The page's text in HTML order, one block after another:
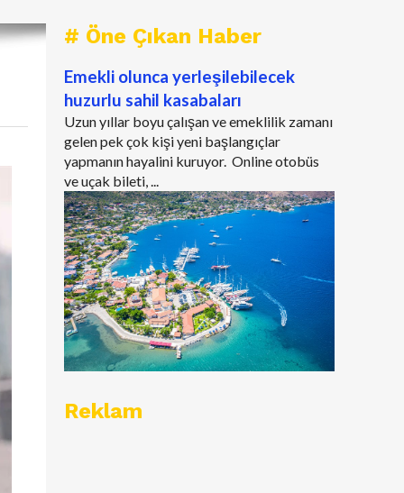
# Öne Çıkan Haber
Emekli olunca yerleşilebilecek
huzurlu sahil kasabaları
Uzun yıllar boyu çalışan ve emeklilik zamanı
gelen pek çok kişi yeni başlangıçlar
yapmanın hayalini kuruyor. Online otobüs
ve uçak bileti, ...
Reklam